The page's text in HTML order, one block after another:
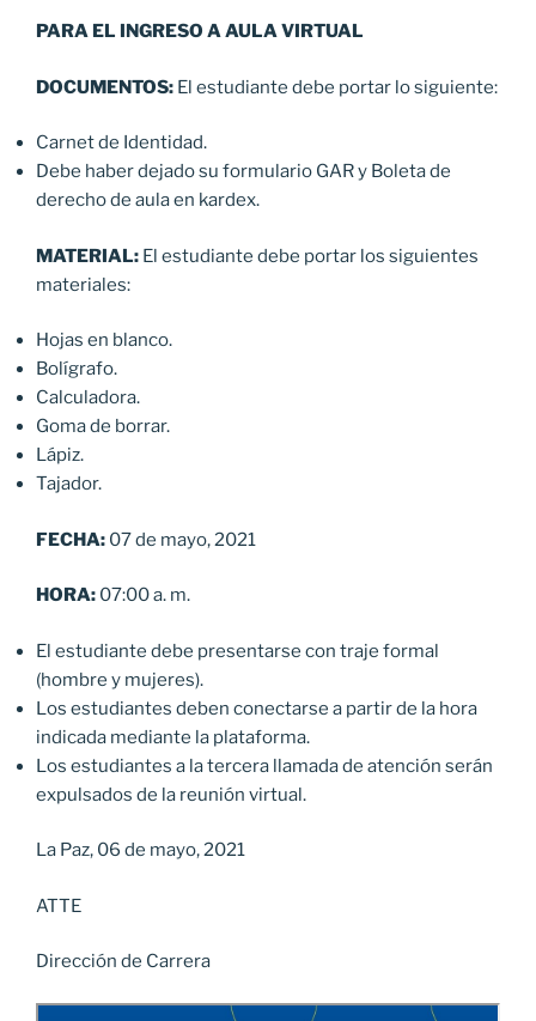
PARA EL INGRESO A AULA VIRTUAL
DOCUMENTOS: El estudiante debe portar lo siguiente:
Carnet de Identidad.
Debe haber dejado su formulario GAR y Boleta de
derecho de aula en kardex.
MATERIAL: El estudiante debe portar los siguientes
materiales:
Hojas en blanco.
Bolígrafo.
Calculadora.
Goma de borrar.
Lápiz.
Tajador.
FECHA: 07 de mayo, 2021
HORA: 07:00 a. m.
El estudiante debe presentarse con traje formal
(hombre y mujeres).
Los estudiantes deben conectarse a partir de la hora
indicada mediante la plataforma.
Los estudiantes a la tercera llamada de atención serán
expulsados de la reunión virtual.
La Paz, 06 de mayo, 2021
ATTE
Dirección de Carrera